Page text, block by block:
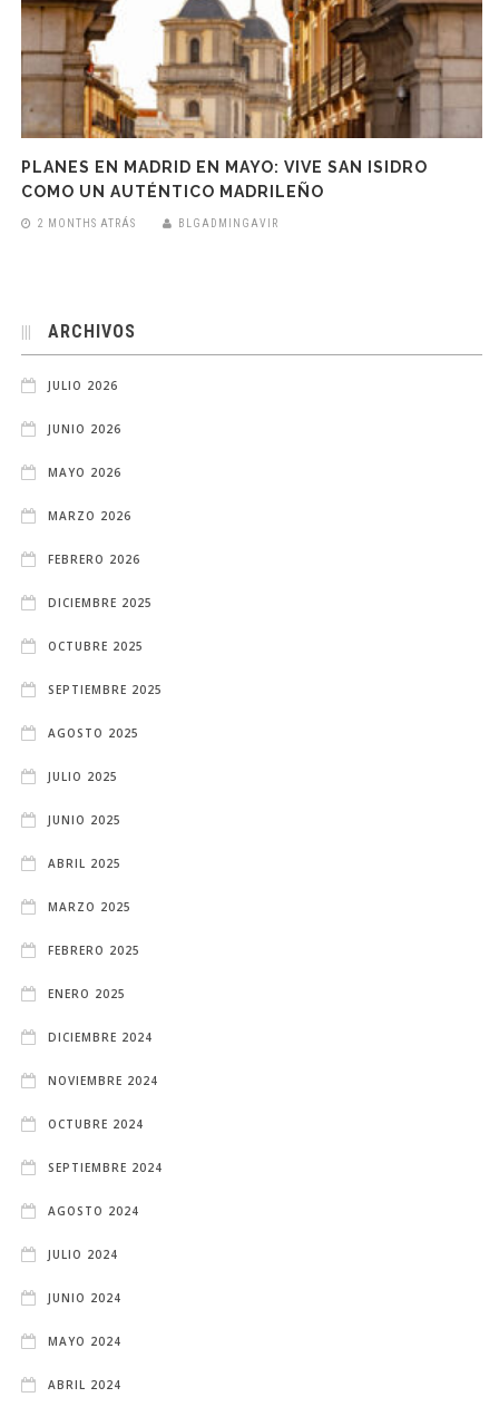
PLANES EN MADRID EN MAYO: VIVE SAN ISIDRO
COMO UN AUTÉNTICO MADRILEÑO
2 MONTHS ATRÁS BLGADMINGAVIR
ARCHIVOS
JULIO 2026
JUNIO 2026
MAYO 2026
MARZO 2026
FEBRERO 2026
DICIEMBRE 2025
OCTUBRE 2025
SEPTIEMBRE 2025
AGOSTO 2025
JULIO 2025
JUNIO 2025
ABRIL 2025
MARZO 2025
FEBRERO 2025
ENERO 2025
DICIEMBRE 2024
NOVIEMBRE 2024
OCTUBRE 2024
SEPTIEMBRE 2024
AGOSTO 2024
JULIO 2024
JUNIO 2024
MAYO 2024
ABRIL 2024